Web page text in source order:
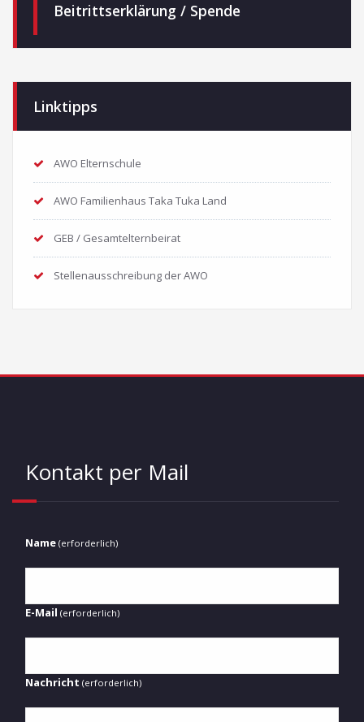
Beitrittserklärung / Spende
Linktipps
AWO Elternschule
AWO Familienhaus Taka Tuka Land
GEB / Gesamtelternbeirat
Stellenausschreibung der AWO
Kontakt per Mail
Name (erforderlich)
E-Mail (erforderlich)
Nachricht (erforderlich)